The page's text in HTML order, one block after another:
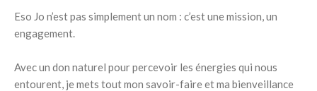
Eso Jo n’est pas simplement un nom : c’est une mission, un
engagement.
Avec un don naturel pour percevoir les énergies qui nous
entourent, je mets tout mon savoir-faire et ma bienveillance